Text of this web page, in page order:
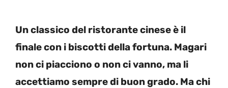
Un classico del ristorante cinese è il
finale con i biscotti della fortuna. Magari
non ci piacciono o non ci vanno, ma li
accettiamo sempre di buon grado. Ma chi